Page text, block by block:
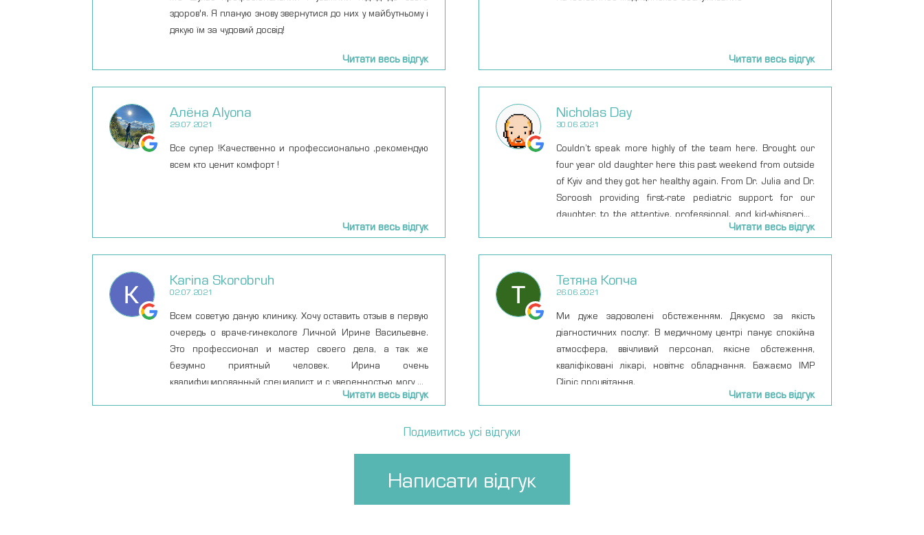
здоров'я. Я планую знову звернутися до них у майбутньому і
дякую їм за чудовий досвід!
Читати весь відгук
Алёна Alyona
29.07.2021
Все супер !Качественно и профессионально ,рекомендую
всем кто ценит комфорт !
Читати весь відгук
Karina Skorobruh
02.07.2021
Всем советую даную клинику. Хочу оставить отзыв в первую
очередь о враче-гинекологе Личной Ирине Васильевне.
Это профессионал и мастер своего дела, а так же
безумно приятный человек. Ирина очень
квалифицированный специалист и с уверенностью могу ее
рекомендовать всем. В Киеве посещала много клиник и
женскими проблемами - смело можете обращаться к
Читати весь відгук
Читати весь відгук
Nicholas Day
30.06.2021
Couldn’t speak more highly of the team here. Brought our
four year old daughter here this past weekend from outside
of Kyiv and they got her healthy again. From Dr. Julia and Dr.
Soroosh providing first-rate pediatric support for our
daughter, to the attentive, professional, and kid-whispering
nursing staff, we got top-class care all the way through.
Читати весь відгук
Тетяна Копча
26.06.2021
Ми дуже задоволені обстеженням. Дякуємо за якість
діагностичних послуг. В медичному центрі панує спокійна
атмосфера, ввічливий персонал, якісне обстеження,
кваліфіковані лікарі, новітнє обладнання. Бажаємо IMP
Clinic процвітання.
Читати весь відгук
Подивитись усі відгуки
Написати відгук